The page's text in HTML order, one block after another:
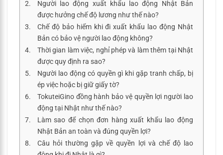
Người lao động xuất khẩu lao động Nhật Bản
được hưởng chế độ lương như thế nào?
Chế độ bảo hiểm khi đi xuất khẩu lao động Nhật
Bản có bảo vệ người lao động không?
Thời gian làm việc, nghỉ phép và làm thêm tại Nhật
được quy định ra sao?
Người lao động có quyền gì khi gặp tranh chấp, bị
ép việc hoặc bị giữ giấy tờ?
TokuteiGino đồng hành bảo vệ quyền lợi người lao
động tại Nhật như thế nào?
Làm sao để chọn đơn hàng xuất khẩu lao động
Nhật Bản an toàn và đúng quyền lợi?
Câu hỏi thường gặp về quyền lợi và chế độ lao